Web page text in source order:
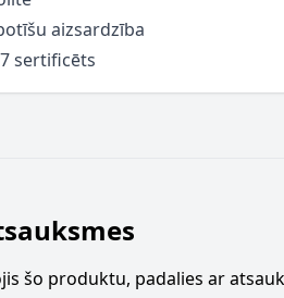
aizsardzība
sertificēts
šo produktu, padalies ar